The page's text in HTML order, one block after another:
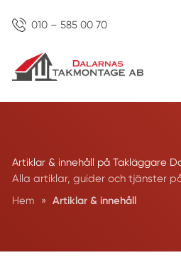
010 – 585 00 70
Artiklar & innehåll på Takläggare
Alla artiklar, guider och tjänster
Hem
» Artiklar & innehåll